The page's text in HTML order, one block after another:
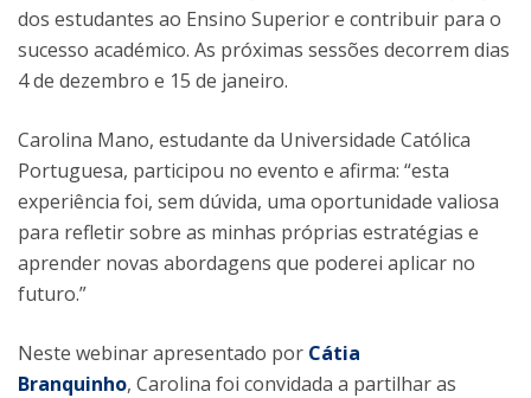
dos estudantes ao Ensino Superior e contribuir para o
sucesso académico. As próximas sessões decorrem dias
4 de dezembro e 15 de janeiro.
Carolina Mano, estudante da Universidade Católica
Portuguesa, participou no evento e afirma: “esta
experiência foi, sem dúvida, uma oportunidade valiosa
para refletir sobre as minhas próprias estratégias e
aprender novas abordagens que poderei aplicar no
futuro.”
Neste webinar apresentado por Cátia
Branquinho, Carolina foi convidada a partilhar as